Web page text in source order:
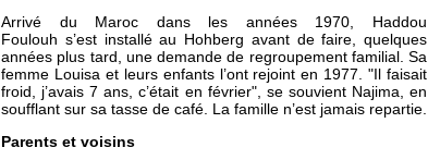
Arrivé du Maroc dans les années 1970, Haddou
Foulouh s’est installé au Hohberg avant de faire, quelques
années plus tard, une demande de regroupement familial. Sa
femme Louisa et leurs enfants l’ont rejoint en 1977. "Il faisait
froid, j’avais 7 ans, c’était en février", se souvient Najima, en
soufflant sur sa tasse de café. La famille n’est jamais repartie.
Parents et voisins